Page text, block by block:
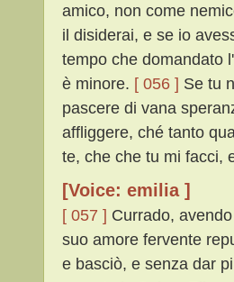
amico, non come
il disiderai, e se io
tempo che domandato
è minore. [ 056 ] Se tu
pascere di vana
affliggere, ché tanto
te, che che tu mi facci,
[Voice: emilia ]
[ 057 ] Currado,
suo amore fervente
e basciò, e senza dar